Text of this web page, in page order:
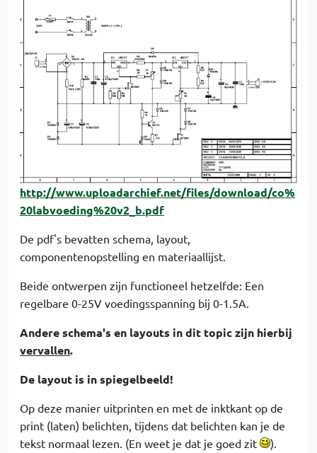
http://www.uploadarchief.net/files/download/co%
20labvoeding%20v2_b.pdf
De pdf's bevatten schema, layout,
componentenopstelling en materiaallijst.
Beide ontwerpen zijn functioneel hetzelfde: Een
regelbare 0-25V voedingsspanning bij 0-1.5A.
Andere schema's en layouts in dit topic zijn hierbij
vervallen.
De layout is in spiegelbeeld!
Op deze manier uitprinten en met de inktkant op de
print (laten) belichten, tijdens dat belichten kan je de
tekst normaal lezen. (En weet je dat je goed zit
).